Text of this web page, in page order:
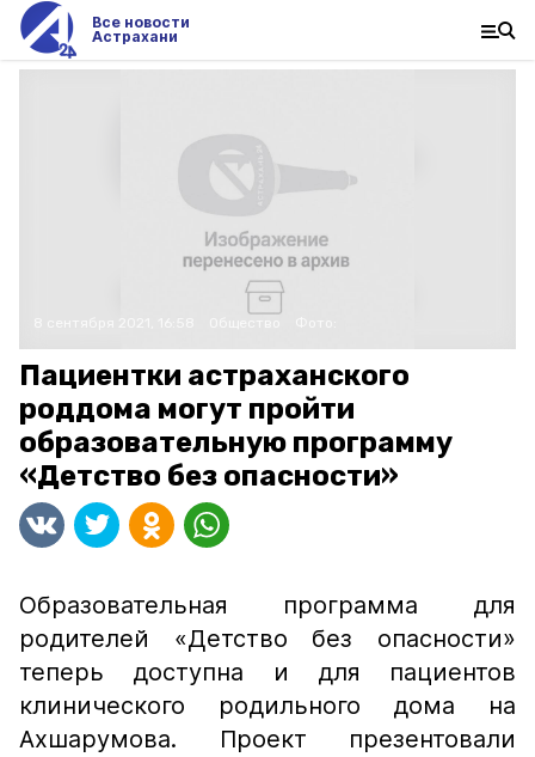
Все новости
Астрахани
Пациентки астраханского
роддома могут пройти
образовательную программу
«Детство без опасности»
Образовательная программа для
родителей «Детство без опасности»
теперь доступна и для пациентов
клинического родильного дома на
Ахшарумова. Проект презентовали